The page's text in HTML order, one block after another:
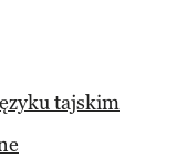
tajskim